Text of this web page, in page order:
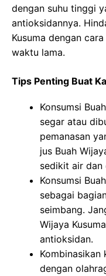
dengan suhu tinggi
antioksidannya.
Kusuma dengan
waktu lama.
Tips Penting Buat
Konsumsi
segar atau
pemanasan
jus Buah
sedikit air dan
Konsumsi
sebagai
seimbang.
Wijaya
antioksidan.
Kombinasikan
dengan